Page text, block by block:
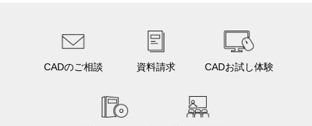
CADのご相談 資料請求 CADお試し体験